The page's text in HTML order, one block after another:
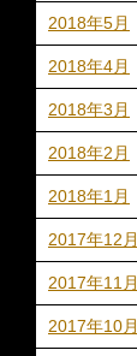
2018年5月
2018年4月
2018年3月
2018年2月
2018年1月
2017年12月
2017年11月
2017年10月